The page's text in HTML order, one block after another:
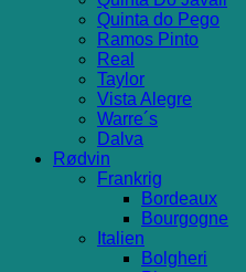
Quinta do Pego
Ramos Pinto
Real
Taylor
Vista Alegre
Warre´s
Dalva
Rødvin
Frankrig
Bordeaux
Bourgogne
Italien
Bolgheri